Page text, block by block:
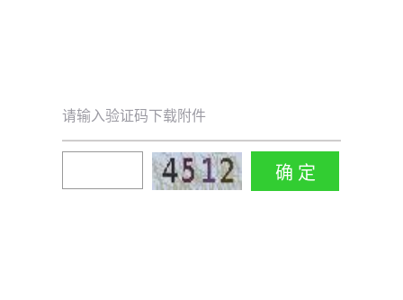
请输入验证码下载附件